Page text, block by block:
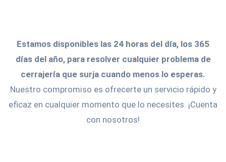
Estamos disponibles las 24 horas del día, los 365
días del año, para resolver cualquier problema de
cerrajería que surja cuando menos lo esperas.
Nuestro compromiso es ofrecerte un servicio rápido y
eficaz en cualquier momento que lo necesites. ¡Cuenta
con nosotros!